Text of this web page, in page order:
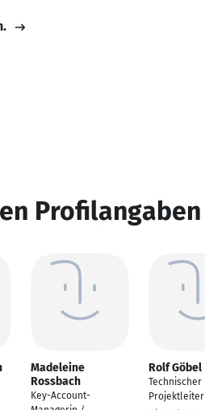
Profilangaben
Madeleine
Rossbach
Key-Account-
Rolf Göbel
Technischer
Projektleiter